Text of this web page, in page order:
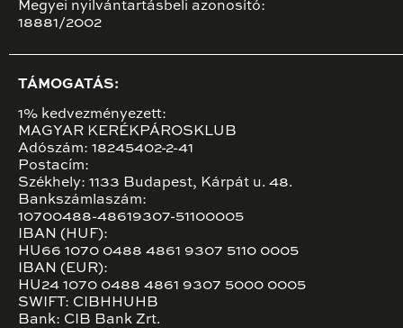
Megyei nyilvántartásbeli azonosító:
18881/2002
TÁMOGATÁS:
1% kedvezményezett:
MAGYAR KERÉKPÁROSKLUB
Adószám: 18245402-2-41
Postacím:
Székhely: 1133 Budapest, Kárpát u. 48.
Bankszámlaszám:
10700488-48619307-51100005
IBAN (HUF):
HU66 1070 0488 4861 9307 5110 0005
IBAN (EUR):
HU24 1070 0488 4861 9307 5000 0005
SWIFT: CIBHHUHB
Bank: CIB Bank Zrt.